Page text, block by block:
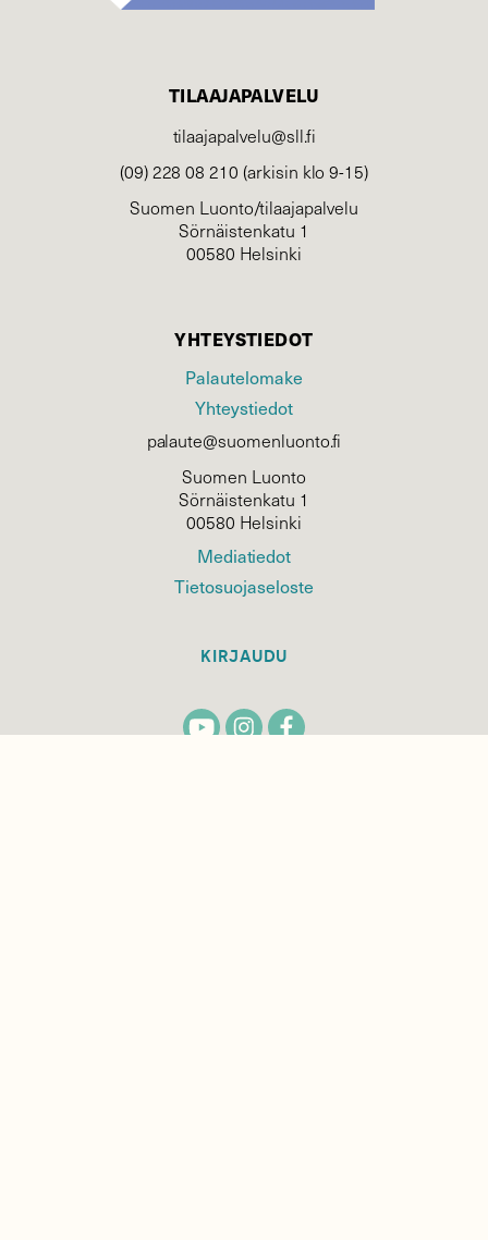
TILAAJAPALVELU
tilaajapalvelu@sll.fi
(09) 228 08 210 (arkisin klo 9-15)
Suomen Luonto/tilaajapalvelu
Sörnäistenkatu 1
00580 Helsinki
YHTEYSTIEDOT
Palautelomake
Yhteystiedot
palaute@suomenluonto.fi
Suomen Luonto
Sörnäistenkatu 1
00580 Helsinki
Mediatiedot
Tietosuojaseloste
KIRJAUDU